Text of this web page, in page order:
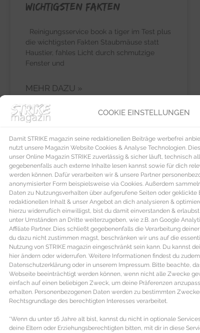
COOKIE EINSTELLUNGEN
Damit STRIKE magazin seine redaktionellen Beiträge werbefrei
nutzt unsere Magazin Website Cookies & Analyse Technologien.
unser Online Magazin STRIKE zuverlässig & sicher läuft, technisch
gegebenenfalls auch externe Inhalte lesen kannst sowie für dich
werden können. Dafür verarbeiten wir & unsere Partner
anonymisierter Form beispielsweise via Cookies. Außerdem
Daten zu Nutzungsverhalten über aufgerufene Seiten oder geklickte
redaktionellen Inhalt & unser Angebot an dich analysieren &
hierzu widerruflich einwilligst, bist du damit einverstanden &
unter Umständen an Dritte weiterzugeben, wie z.B. an Google
Affiliate Partner. Dies schließt gegebenenfalls die Verarbeitung
du dazu nicht zustimmen magst, beschränken wir uns auf die
Nutzung von STRIKE magazin eingeschränkt sein kann. Du kannst
hier ändern oder widerrufen. Weitere Informationen findest du
Datenschutzerklärung oder in unserem Impressum. Bitte beachte,
Webseite beeinträchtigt werden können, wenn nicht alle Zwecke
einfach auf einen beliebigen Zweck, um deine Präferenzen
erhalten. Personenbezogenen Daten werden zu bestimmten
Rechtsgrundlage des berechtigten Interesses verarbeitet.
*Wenn du unter 16 Jahre alt bist, kannst du nicht in optionale
deine Eltern oder Erziehungsberechtigten bitten, mit dir in diese
wichtigsten Fakten
Reinigungsservice book a tiger im Test plus
die wichtigsten Fakten Staubmäuse statt
Haustier, fahles Licht durch schmutzige
Fenster und
MEHR DAZU »